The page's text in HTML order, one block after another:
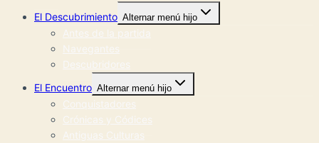
El Descubrimiento Alternar menú hijo
Antes de la partida
Navegantes
Descubridores
El Encuentro Alternar menú hijo
Conquistadores
Crónicas y Códices
Antiguas Culturas